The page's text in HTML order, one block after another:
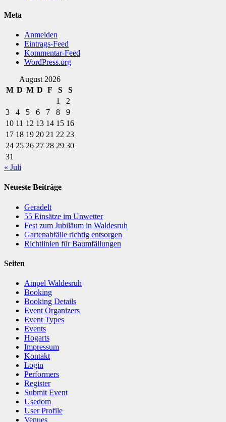
Meta
Anmelden
Eintrags-Feed
Kommentar-Feed
WordPress.org
August 2026
M D M D F S
S
1
2
3
4 5 6 7 8
9
10 11 12 13 14 15 16
17 18 19 20 21 22 23
24 25 26 27 28 29 30
31
« Juli
Neueste Beiträge
Geradelt
​55 Einsätze im Unwetter
Fest zum Jubiläum in Waldesruh
Gartenabfälle richtig entsorgen
Richtlinien für Baumfällungen
Seiten
Ampel Waldesruh
Booking
Booking Details
Event Organizers
Event Types
Events
Hogarts
Impressum
Kontakt
Login
Performers
Register
Submit Event
Usedom
User Profile
Venues